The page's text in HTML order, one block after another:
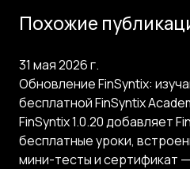
Похожие
31 мая 2026 г.
Обновление FinSyntix:
бесплатной FinSyntix
FinSyntix 1.0.20 добавляет
бесплатные уроки,
мини-тесты и сертификат